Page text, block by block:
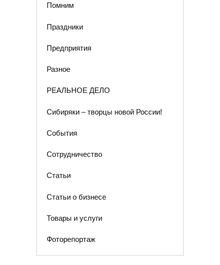
Помним
Праздники
Предприятия
Разное
РЕАЛЬНОЕ ДЕЛО
Сибиряки – творцы новой России!
События
Сотрудничество
Статьи
Статьи о бизнесе
Товары и услуги
Фоторепортаж